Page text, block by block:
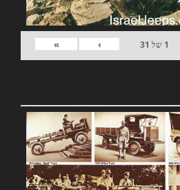
1 של 31
›
»